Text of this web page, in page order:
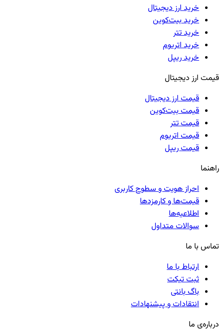
خرید ارز دیجیتال
خرید بیت‌کوین
خرید تتر
خرید اتریوم
خرید ریپل
قیمت ارز دیجیتال
قیمت ارز دیجیتال
قیمت بیت‌کوین
قیمت تتر
قیمت اتریوم
قیمت ریپل
راهنما
احراز هویت و سطوح کاربری
قیمت‌ها و کارمزدها
اطلاعیه‌ها
سوالات متداول
تماس با ما
ارتباط با ما
ثبت تیکت
باگ بانتی
انتقادات و پیشنهادات
درباره‌ی ما